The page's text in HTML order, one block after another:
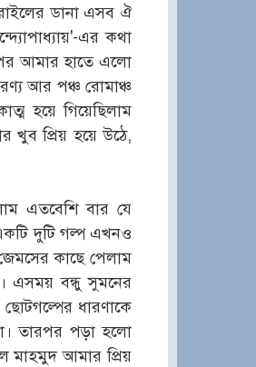
ডানা এসব ঐ
এর কথা
আমার হাতে এলো
আর পঞ্চ রোমাঞ্চ
হয়ে গিয়েছিলাম
খুব প্রিয় হয়ে উঠে,
এতবেশি বার যে
দুটি গল্প এখনও
কাছে পেলাম
এসময় বন্ধু সুমনের
ধারণাকে
তারপর পড়া হলো
মাহমুদ আমার প্রিয়